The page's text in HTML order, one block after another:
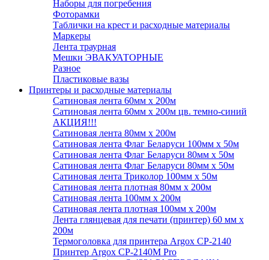
Наборы для погребения
Фоторамки
Таблички на крест и расходные материалы
Маркеры
Лента траурная
Мешки ЭВАКУАТОРНЫЕ
Разное
Пластиковые вазы
Принтеры и расходные материалы
Сатиновая лента 60мм х 200м
Сатиновая лента 60мм х 200м цв. темно-синий
АКЦИЯ!!!
Сатиновая лента 80мм х 200м
Сатиновая лента Флаг Беларуси 100мм х 50м
Сатиновая лента Флаг Беларуси 80мм х 50м
Сатиновая лента Флаг Беларуси 80мм х 50м
Сатиновая лента Триколор 100мм х 50м
Сатиновая лента плотная 80мм х 200м
Сатиновая лента 100мм х 200м
Сатиновая лента плотная 100мм х 200м
Лента глянцевая для печати (принтер) 60 мм х
200м
Термоголовка для принтера Argox CP-2140
Принтер Argox CP-2140M Pro